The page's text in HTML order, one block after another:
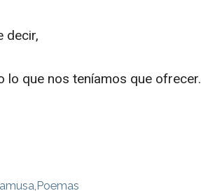
decir,
lo que nos teníamos que ofrecer.
,Poemas